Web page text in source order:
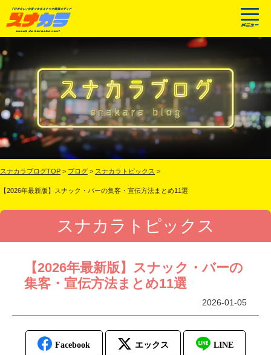
スナカラブログTOP > ブログ > スナカラトピックス >
【2026年最新版】スナック・バーの集客・宣伝方法まとめ11選
スナカラトピックス
【2026年最新版】スナック・バーの
集客・宣伝方法まとめ11選
2026-01-05